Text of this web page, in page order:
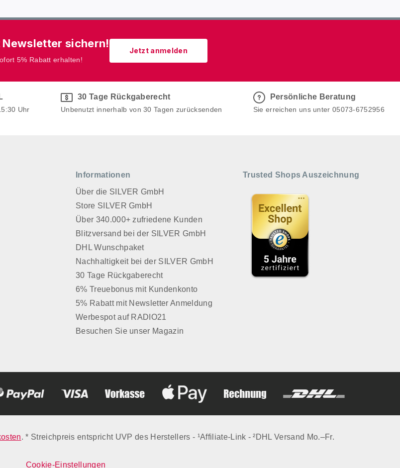
Newsletter sichern!
5% Rabatt erhalten!
Jetzt anmelden
Uhr
30 Tage Rückgaberecht
Unbenutzt innerhalb von 30 Tagen zurücksenden
Persönliche Beratung
Sie erreichen uns unter 05073-6752956
Informationen
Über die SILVER GmbH
Store SILVER GmbH
Über 340.000+ zufriedene Kunden
Blitzversand bei der SILVER GmbH
DHL Wunschpaket
Nachhaltigkeit bei der SILVER GmbH
30 Tage Rückgaberecht
6% Treuebonus mit Kundenkonto
5% Rabatt mit Newsletter Anmeldung
Werbespot auf RADIO21
Besuchen Sie unser Magazin
Trusted Shops Auszeichnung
. * Streichpreis entspricht UVP des Herstellers - ¹Affiliate-Link - ²DHL Versand Mo.–Fr.
Cookie-Einstellungen